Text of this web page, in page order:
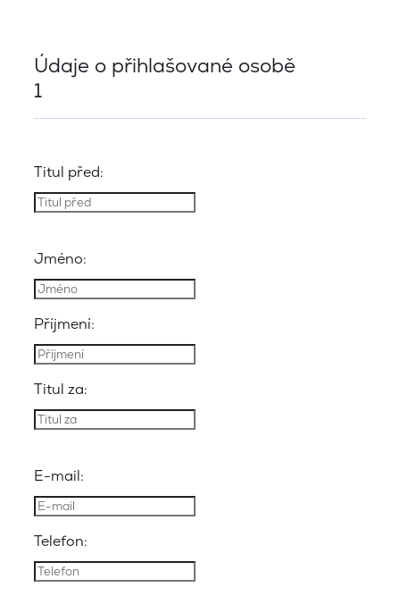
Údaje o přihlašované osobě
1
Titul před:
Jméno:
Příjmení:
Titul za:
E-mail:
Telefon: